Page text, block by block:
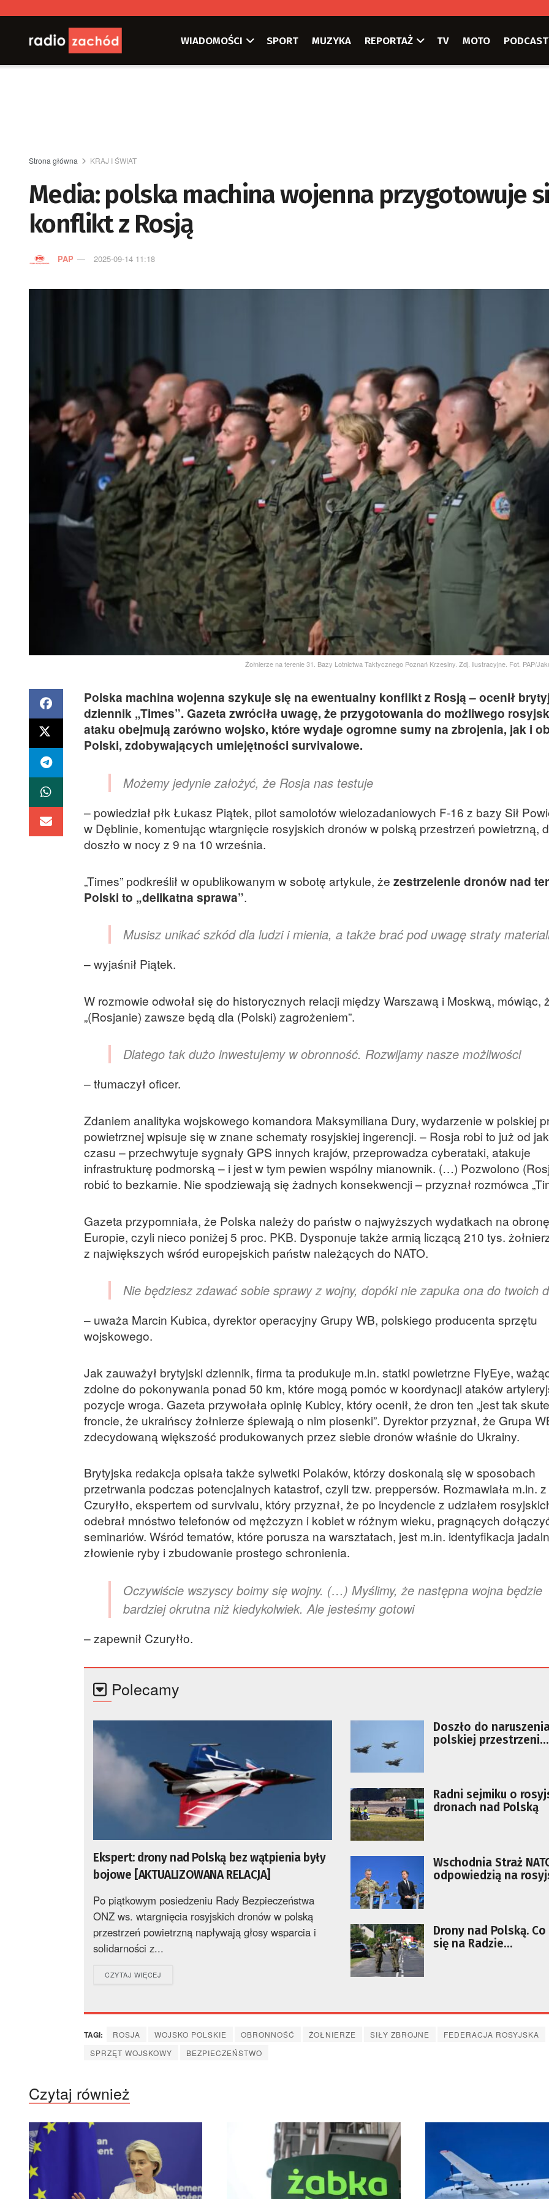
WIADOMOŚCI SPORT MUZYKA REPORTAŻ TV MOTO
Strona główna KRAJ I ŚWIAT
Media: polska machina wojenna przygotowuje
konflikt z Rosją
PAP 2025-09-14 11:18
Żołnierze na terenie 31. Bazy Lotnictwa Taktycznego Poznań Krzesiny. Zdj. ilustracyjne. Fot. PAP/
Polska machina wojenna szykuje się na ewentualny konflikt z Rosją – ocenił
dziennik „Times”. Gazeta zwróciła uwagę, że przygotowania do możliwego
ataku obejmują zarówno wojsko, które wydaje ogromne sumy na zbrojenia, jak i
Polski, zdobywających umiejętności survivalowe.
Możemy jedynie założyć, że Rosja nas testuje
– powiedział płk Łukasz Piątek, pilot samolotów wielozadaniowych F-16 z bazy Sił
w Dęblinie, komentując wtargnięcie rosyjskich dronów w polską przestrzeń powietrzną,
doszło w nocy z 9 na 10 września.
„Times” podkreślił w opublikowanym w sobotę artykule, że zestrzelenie dronów nad
Polski to „delikatna sprawa”.
Musisz unikać szkód dla ludzi i mienia, a także brać pod uwagę straty
– wyjaśnił Piątek.
W rozmowie odwołał się do historycznych relacji między Warszawą i Moskwą, mówiąc,
„(Rosjanie) zawsze będą dla (Polski) zagrożeniem”.
Dlatego tak dużo inwestujemy w obronność. Rozwijamy nasze możliwości
– tłumaczył oficer.
Zdaniem analityka wojskowego komandora Maksymiliana Dury, wydarzenie w polskiej
powietrznej wpisuje się w znane schematy rosyjskiej ingerencji. – Rosja robi to już od
czasu – przechwytuje sygnały GPS innych krajów, przeprowadza cyberataki, atakuje
infrastrukturę podmorską – i jest w tym pewien wspólny mianownik. (…) Pozwolono
robić to bezkarnie. Nie spodziewają się żadnych konsekwencji – przyznał rozmówca
Gazeta przypomniała, że Polska należy do państw o najwyższych wydatkach na
Europie, czyli nieco poniżej 5 proc. PKB. Dysponuje także armią liczącą 210 tys.
z największych wśród europejskich państw należących do NATO.
Nie będziesz zdawać sobie sprawy z wojny, dopóki nie zapuka ona do twoich
– uważa Marcin Kubica, dyrektor operacyjny Grupy WB, polskiego producenta sprzętu
wojskowego.
Jak zauważył brytyjski dziennik, firma ta produkuje m.in. statki powietrzne FlyEye,
zdolne do pokonywania ponad 50 km, które mogą pomóc w koordynacji ataków
pozycje wroga. Gazeta przywołała opinię Kubicy, który ocenił, że dron ten „jest tak
froncie, że ukraińscy żołnierze śpiewają o nim piosenki”. Dyrektor przyznał, że Grupa
zdecydowaną większość produkowanych przez siebie dronów właśnie do Ukrainy.
Brytyjska redakcja opisała także sylwetki Polaków, którzy doskonalą się w sposobach
przetrwania podczas potencjalnych katastrof, czyli tzw. preppersów. Rozmawiała m.in.
Czuryłło, ekspertem od survivalu, który przyznał, że po incydencie z udziałem
odebrał mnóstwo telefonów od mężczyzn i kobiet w różnym wieku, pragnących
seminariów. Wśród tematów, które porusza na warsztatach, jest m.in. identyfikacja
złowienie ryby i zbudowanie prostego schronienia.
Oczywiście wszyscy boimy się wojny. (…) Myślimy, że następna wojna będzie
bardziej okrutna niż kiedykolwiek. Ale jesteśmy gotowi
– zapewnił Czuryłło.
Polecamy
Ekspert: drony nad Polską bez wątpienia były
bojowe [AKTUALIZOWANA RELACJA]
Po piątkowym posiedzeniu Rady Bezpieczeństwa
ONZ ws. wtargnięcia rosyjskich dronów w polską
przestrzeń powietrzną napływają głosy wsparcia i
solidarności z...
CZYTAJ WIĘCEJ
Doszło do
polskiej przestrzeni
Radni sejmiku o
dronach nad Polską
Wschodnia Straż
odpowiedzią na
Drony nad Polską. Co
się na Radzie
TAGI: ROSJA WOJSKO POLSKIE OBRONNOŚĆ ŻOŁNIERZE SIŁY ZBROJNE
FEDERACJA ROSYJSKA
SPRZĘT WOJSKOWY
BEZPIECZEŃSTWO
Czytaj również